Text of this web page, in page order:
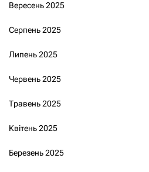
Вересень 2025
Серпень 2025
Липень 2025
Червень 2025
Травень 2025
Квітень 2025
Березень 2025